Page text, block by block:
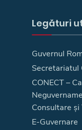
Legături
Guvernul
Secretariatul
CONECT –
Consultare
E-Guvernare